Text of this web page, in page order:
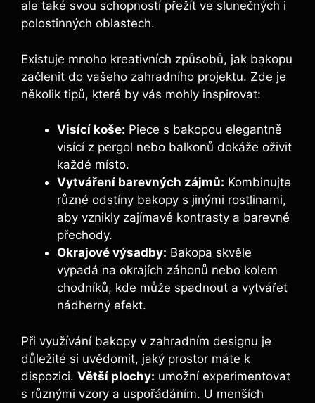
ale také svou schopností přežít ve slunečných i
polostinných oblastech.
Existuje mnoho kreativních způsobů, jak bakopu
začlenit do vašeho zahradního projektu. Zde je
několik tipů, které by vás mohly inspirovat:
Visící koše: Piece s bakopou elegantně
visící z pergol nebo balkonů dokáže oživit
každé místo.
Vytváření barevných zájmů: Kombinujte
různé odstíny bakopy s jinými rostlinami,
aby vznikly zajímavé kontrasty a barevné
přechody.
Okrajové výsadby: Bakopa skvěle
vypadá na okrajích záhonů nebo kolem
chodníků, kde může spadnout a vytvářet
nádherný efekt.
Při využívání bakopy v zahradním designu je
důležité si uvědomit, jaký prostor máte k
dispozici. Větší plochy: umožní experimentovat
s různými vzory a uspořádáním. U menších